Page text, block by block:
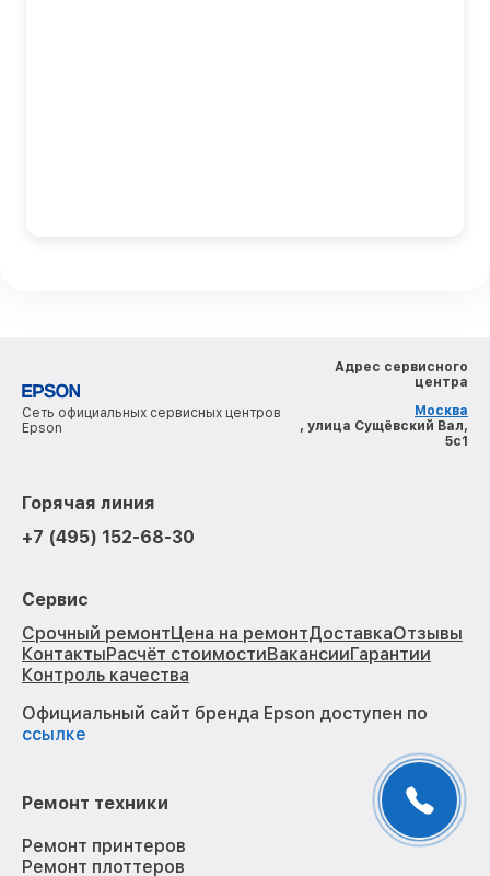
Сеть официальных сервисных центров
Epson
Адрес сервисного
центра
Москва
, улица Сущёвский Вал,
5с1
Горячая линия
+7 (495) 152-68-30
Сервис
Срочный ремонтЦена на ремонтДоставкаОтзывы
КонтактыРасчёт стоимостиВакансииГарантии
Контроль качества
Официальный сайт бренда Epson доступен по
ссылке
Ремонт техники
Ремонт принтеров
Ремонт плоттеров